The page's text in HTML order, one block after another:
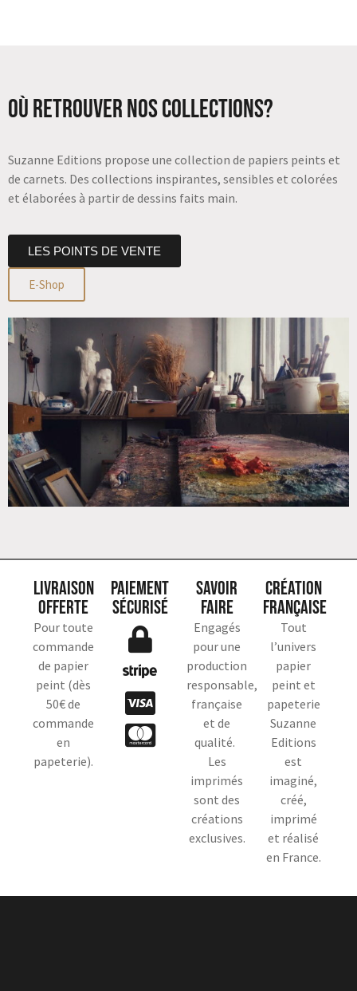
Où retrouver nos collections?
Suzanne Editions propose une collection de papiers peints et
de carnets. Des collections inspirantes, sensibles et colorées
et élaborées à partir de dessins faits main.
LES POINTS DE VENTE
E-Shop
Livraison
offerte
Pour toute
commande
de papier
peint (dès
50€ de
commande
en
papeterie).
Paiement
sécurisé
Savoir
faire
Engagés
pour une
production
responsable,
française
et de
qualité.
Les
imprimés
sont des
créations
exclusives.
Création
française
Tout
l’univers
papier
peint et
papeterie
Suzanne
Editions
est
imaginé,
créé,
imprimé
et réalisé
en France.